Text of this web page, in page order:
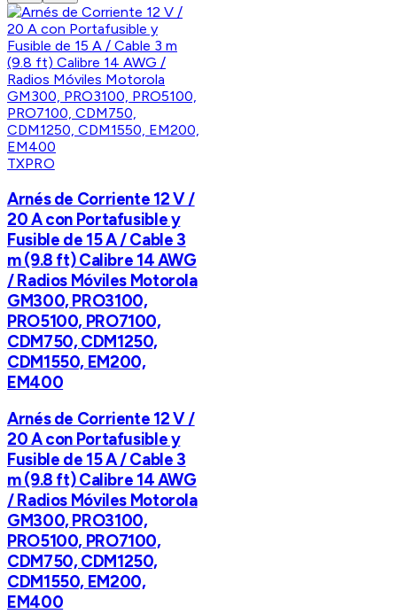
TXPRO
Arnés de Corriente 12 V /
20 A con Portafusible y
Fusible de 15 A / Cable 3
m (9.8 ft) Calibre 14 AWG
/ Radios Móviles Motorola
GM300, PRO3100,
PRO5100, PRO7100,
CDM750, CDM1250,
CDM1550, EM200,
EM400
Arnés de Corriente 12 V /
20 A con Portafusible y
Fusible de 15 A / Cable 3
m (9.8 ft) Calibre 14 AWG
/ Radios Móviles Motorola
GM300, PRO3100,
PRO5100, PRO7100,
CDM750, CDM1250,
CDM1550, EM200,
EM400